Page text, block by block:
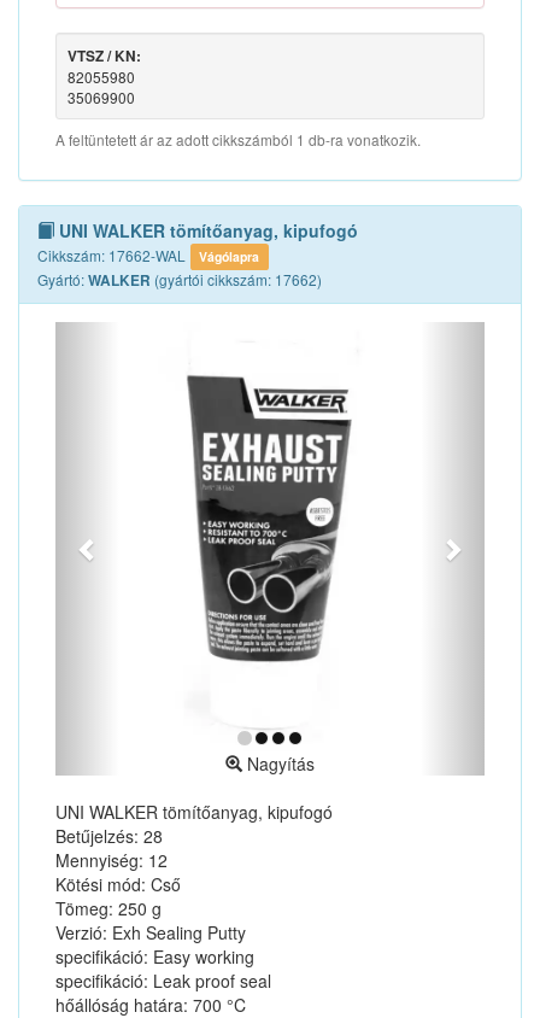
VTSZ / KN:
82055980
35069900
A feltüntetett ár az adott cikkszámból 1 db-ra vonatkozik.
UNI WALKER tömítőanyag, kipufogó
Cikkszám: 17662-WAL Vágólapra
Gyártó:WALKER (gyártói cikkszám: 17662)
Nagyítás
UNI WALKER tömítőanyag, kipufogó
Betűjelzés: 28
Mennyiség: 12
Kötési mód: Cső
Tömeg: 250 g
Verzió: Exh Sealing Putty
specifikáció: Easy working
specifikáció: Leak proof seal
hőállóság határa: 700 °C